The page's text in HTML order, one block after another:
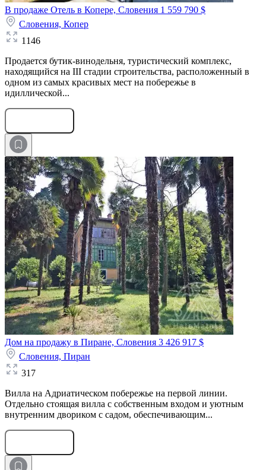
В продаже Отель в Копере, Словения 1 559 790 $
Словения, Копер
1146
Продается бутик-винодельня, туристический комплекс,
находящийся на III стадии строительства, расположенный в
одном из самых красивых мест на побережье в
идиллической...
Дом на продажу в Пиране, Словения 3 426 917 $
Словения, Пиран
317
Вилла на Адриатическом побережье на первой линии.
Отдельно стоящая вилла с собственным входом и уютным
внутренним двориком с садом, обеспечивающим...